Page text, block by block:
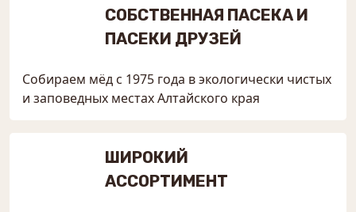
СОБСТВЕННАЯ ПАСЕКА И
ПАСЕКИ ДРУЗЕЙ
Собираем мёд с 1975 года в экологически чистых
и заповедных местах Алтайского края
ШИРОКИЙ
АССОРТИМЕНТ